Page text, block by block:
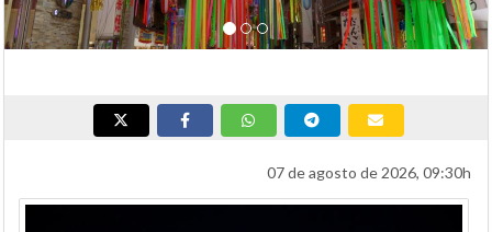
07 de agosto de 2026, 09:30h